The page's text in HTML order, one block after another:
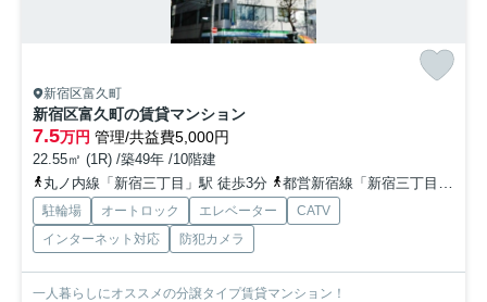
新宿区富久町
新宿区富久町の賃貸マンション
7.5万円 管理/共益費5,000円
22.55㎡ (1R) /築49年 /10階建
丸ノ内線「新宿三丁目」駅 徒歩3分
都営新宿線「新宿三丁目」駅 徒歩16分
駐輪場 オートロック エレベーター
CATV
インターネット対応
防犯カメラ
一人暮らしにオススメの分譲タイプ賃貸マンション！